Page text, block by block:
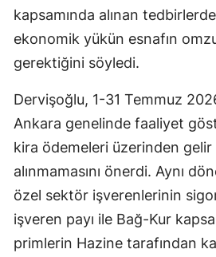
kapsamında alınan
ekonomik yükün esnafın
gerektiğini söyledi.
Dervişoğlu, 1-31 Temmuz
Ankara genelinde faaliyet
kira ödemeleri üzerinden gelir
alınmamasını önerdi. Aynı
özel sektör işverenlerinin
işveren payı ile Bağ-Kur
primlerin Hazine tarafından